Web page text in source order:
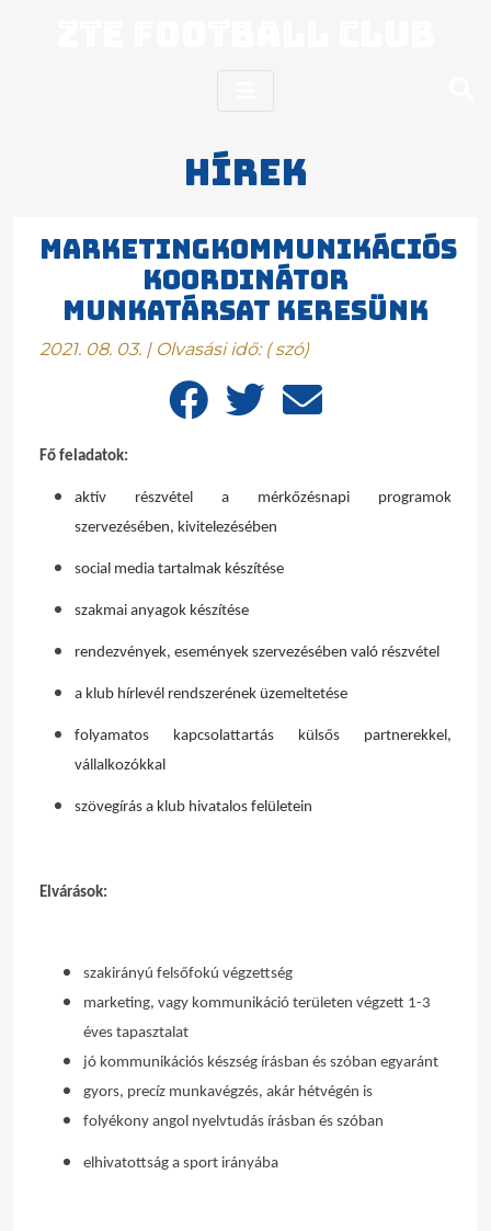
Hírek
Marketingkommunikációs
koordinátor
munkatársat keresünk
2021. 08. 03. | Olvasási idő: (szó)
Fő feladatok:
aktív részvétel a mérkőzésnapi programok
szervezésében, kivitelezésében
social media tartalmak készítése
szakmai anyagok készítése
rendezvények, események szervezésében való részvétel
a klub hírlevél rendszerének üzemeltetése
folyamatos kapcsolattartás külsős partnerekkel,
vállalkozókkal
szövegírás a klub hivatalos felületein
Elvárások:
szakirányú felsőfokú végzettség
marketing, vagy kommunikáció területen végzett 1-3
éves tapasztalat
jó kommunikációs készség írásban és szóban egyaránt
gyors, precíz munkavégzés, akár hétvégén is
folyékony angol nyelvtudás írásban és szóban
elhivatottság a sport irányába